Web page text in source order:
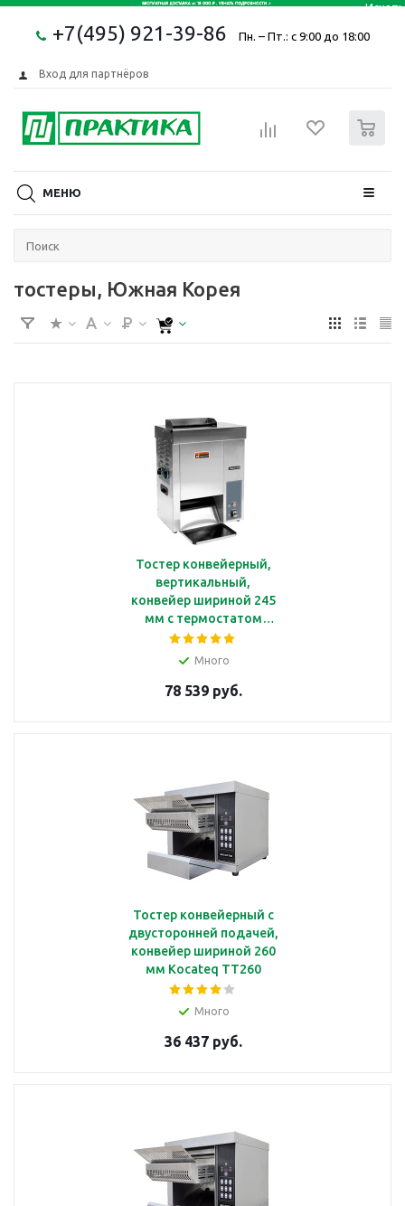
+7(495) 921-39-86 Пн. – Пт.: с 9:00 до 18:00
Вход для партнёров
МЕНЮ
тостеры, Южная Корея
Тостер конвейерный,
вертикальный,
конвейер шириной 245
мм с термостатом
внутри корпуса Kocateq
TT Robo260 M
Много
78 539 руб.
Тостер конвейерный с
двусторонней подачей,
конвейер шириной 260
мм Kocateq TT260
Много
36 437 руб.